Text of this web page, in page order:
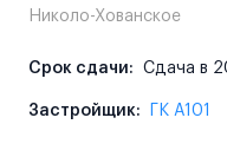
Николо-Хованское
Срок сдачи: Сдача в
Застройщик: ГК А101